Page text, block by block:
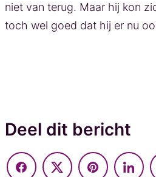
niet van terug. Maar hij kon
toch wel goed dat hij er nu
Deel dit bericht